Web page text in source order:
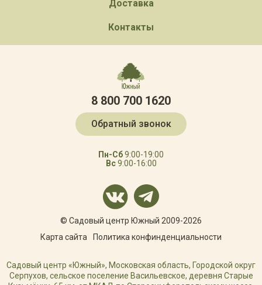
Доставка
Контакты
8 800 700 1620
Обратный звонок
Пн-Сб9:00-19:00
Вс9:00-16:00
© Садовый центр Южный 2009-2026
Карта сайта
Политика конфинденциальности
Садовый центр «Южный», Московская область, Городской округ
Серпухов, сельское поселение Васильевское, деревня Старые